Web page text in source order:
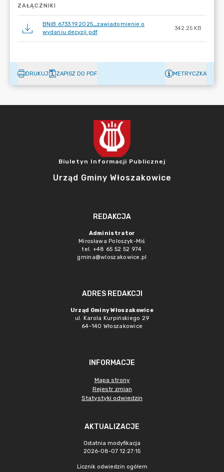
ZAŁĄCZNIKI
BNiB.6733.19.2025_zawiadomienie o
wydaniu decyzji.pdf
342.25 KB
DRUKUJ ZAPISZ DO PDF METRYCZKA
Biuletyn Informacji Publicznej
Urząd Gminy Włoszakowice
REDAKCJA
Administrator
Mirosława Poloszyk-Miś
tel. +48 65 52 52 974
gmina@wloszakowice.pl
ADRES REDAKCJI
Urząd Gminy Włoszakowice
ul. Karola Kurpińskiego 29
64-140 Włoszakowice
INFORMACJE
Mapa strony
Rejestr zmian
Statystyki odwiedzin
AKTUALIZACJE
Ostatnia modyfikacja
2026-08-07 12:27:15
Licznik odwiedzin ogółem